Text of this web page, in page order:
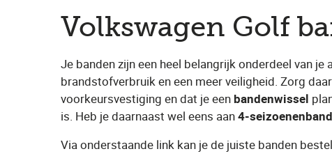
Volkswagen Golf
Je banden zijn een heel belangrijk onderdeel van
brandstofverbruik en een meer veiligheid. Zorg
voorkeursvestiging en dat je een bandenwissel
is. Heb je daarnaast wel eens aan4-
Via onderstaande link kan je de juiste banden